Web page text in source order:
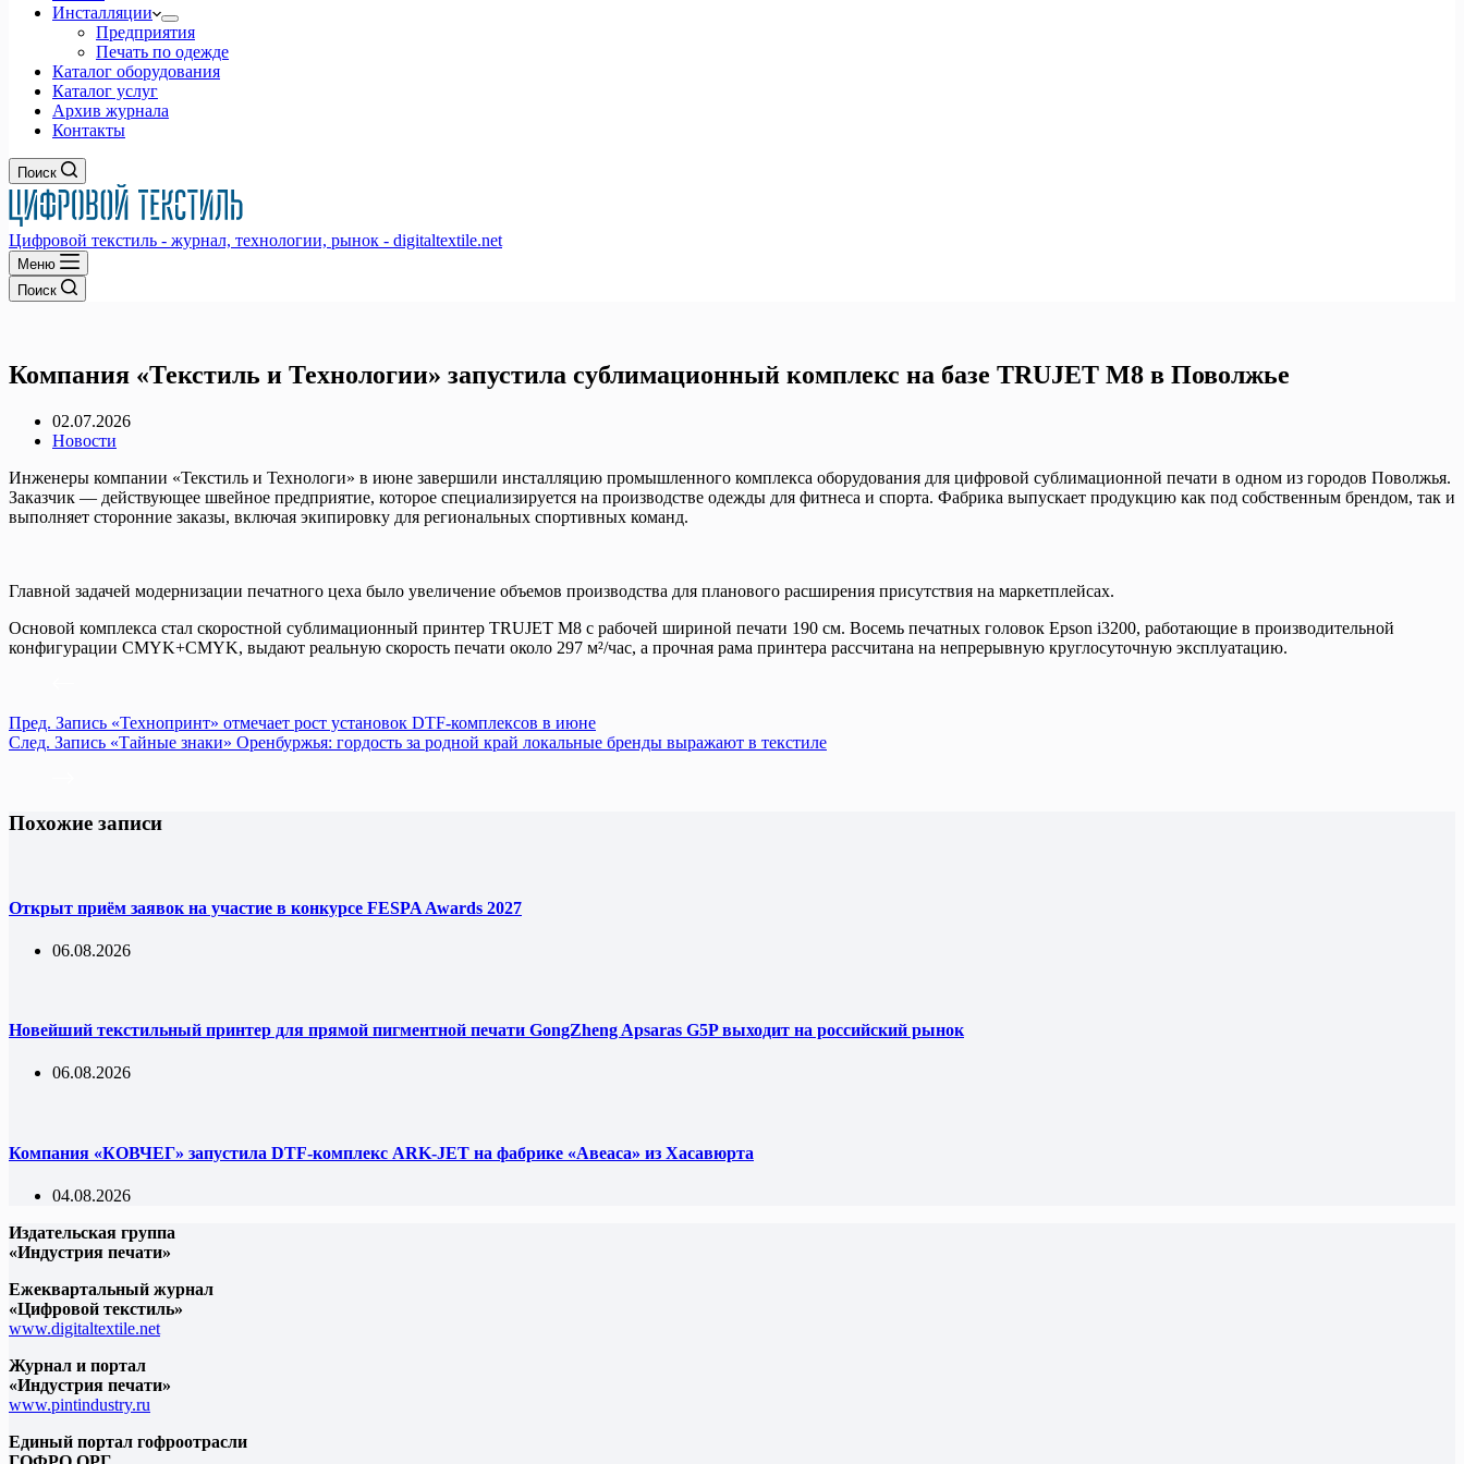
Инсталляции
Предприятия
Печать по одежде
Каталог оборудования
Каталог услуг
Архив журнала
Контакты
Поиск
Цифровой текстиль - журнал, технологии, рынок - digitaltextile.net
Меню
Поиск
Компания «Текстиль и Технологии» запустила сублимационный комплекс на базе TRUJET M8 в Поволжье
02.07.2026
Новости
Инженеры компании «Текстиль и Технологи» в июне завершили инсталляцию промышленного комплекса оборудования для цифровой сублимационной печати в одном из городов Поволжья.
Заказчик — действующее швейное предприятие, которое специализируется на производстве одежды для фитнеса и спорта. Фабрика выпускает продукцию как под собственным брендом, так и
выполняет сторонние заказы, включая экипировку для региональных спортивных команд.
Главной задачей модернизации печатного цеха было увеличение объемов производства для планового расширения присутствия на маркетплейсах.
Основой комплекса стал скоростной сублимационный принтер TRUJET M8 с рабочей шириной печати 190 см. Восемь печатных головок Epson i3200, работающие в производительной
конфигурации CMYK+CMYK, выдают реальную скорость печати около 297 м²/час, а прочная рама принтера рассчитана на непрерывную круглосуточную эксплуатацию.
Пред. Запись «Технопринт» отмечает рост установок DTF-комплексов в июне
След. Запись «Тайные знаки» Оренбуржья: гордость за родной край локальные бренды выражают в текстиле
Похожие записи
Открыт приём заявок на участие в конкурсе FESPA Awards 2027
06.08.2026
Новейший текстильный принтер для прямой пигментной печати GongZheng Apsaras G5P выходит на российский рынок
06.08.2026
Компания «КОВЧЕГ» запустила DTF-комплекс ARK-JET на фабрике «Авеаса» из Хасавюрта
04.08.2026
Издательская группа
«Индустрия печати»
Ежеквартальный журнал
«Цифровой текстиль»
www.digitaltextile.net
Журнал и портал
«Индустрия печати»
www.pintindustry.ru
Единый портал гофроотрасли